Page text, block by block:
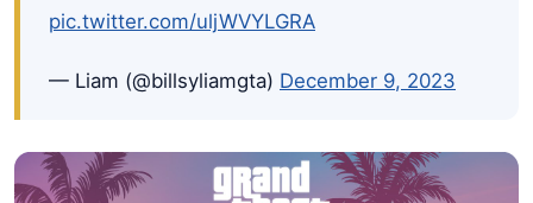
pic.twitter.com/uljWVYLGRA
— Liam (@billsyliamgta) December 9, 2023